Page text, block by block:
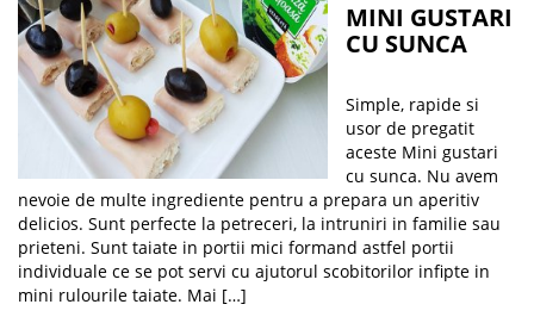
MINI GUSTARI
CU SUNCA
Simple, rapide si
usor de pregatit
aceste Mini gustari
cu sunca. Nu avem
nevoie de multe ingrediente pentru a prepara un aperitiv
delicios. Sunt perfecte la petreceri, la intruniri in familie sau
prieteni. Sunt taiate in portii mici formand astfel portii
individuale ce se pot servi cu ajutorul scobitorilor infipte in
mini rulourile taiate. Mai […]